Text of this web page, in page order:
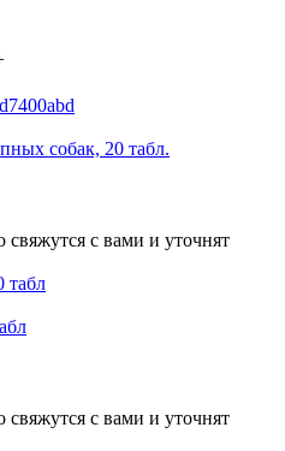
собак, 20 табл.
с вами и уточнят
с вами и уточнят